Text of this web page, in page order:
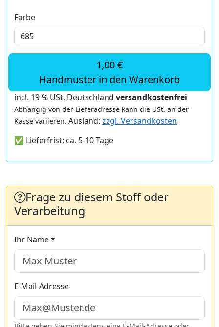
Farbe
1,00 €
Handmuster in den Warenkorb
incl. 19 % USt. Deutschland versandkostenfrei
Abhängig von der Lieferadresse kann die USt. an der
Kasse variieren. Ausland: zzgl. Versandkosten
✅ Lieferfrist: ca. 5-10 Tage
Frage zu diesem Stoff oder
Verarbeitung
Ihr Name *
E-Mail-Adresse